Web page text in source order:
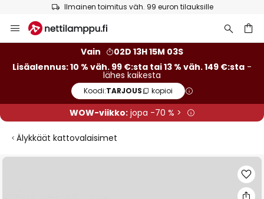
Ilmainen toimitus väh. 99 euron tilauksille
to
Vain
02D 13H 15M 02S
Lisäalennus: 10 % väh. 99 €:sta tai 13 % väh. 149 €:sta -
lähes kaikesta
Koodi:TARJOUS kopioi
WOW-viikko:jopa -70 % >
Älykkäät kattovalaisimet
Skip